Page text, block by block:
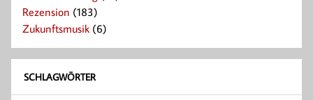
Rezension (183)
Zukunftsmusik (6)
SCHLAGWÖRTER